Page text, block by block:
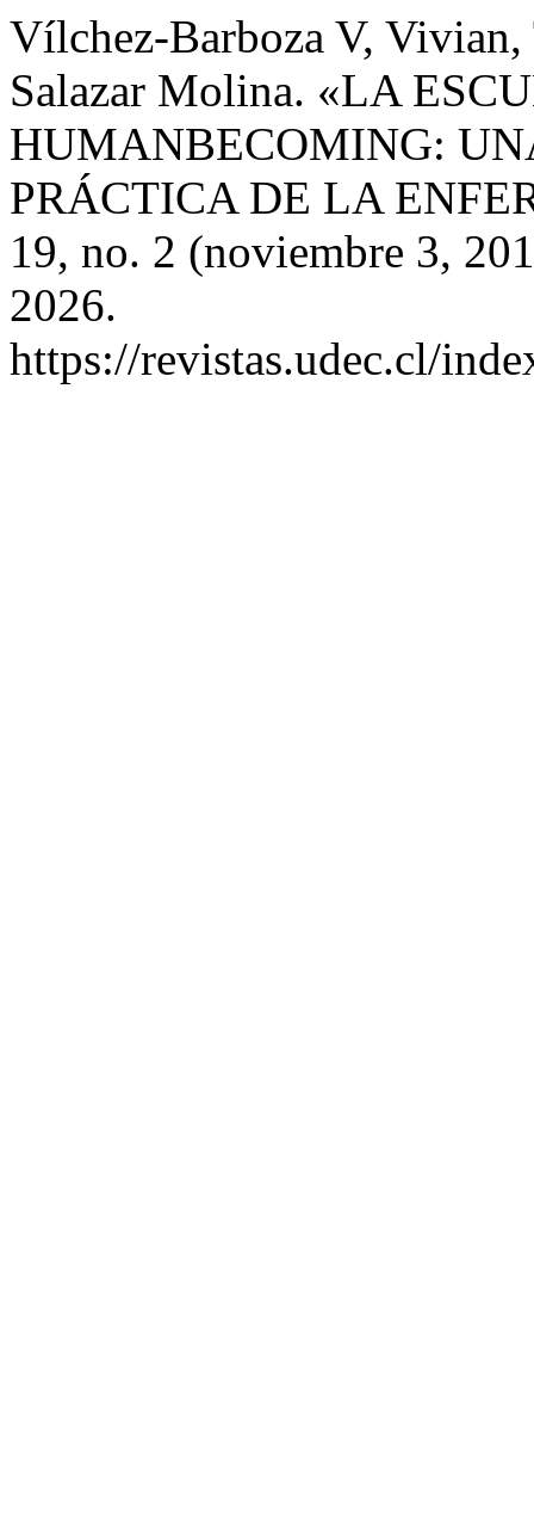
Vílchez-Barboza V,
Salazar Molina. «LA
HUMANBECOMING:
PRÁCTICA DE LA
19, no. 2 (noviembre 3,
2026.
https://revistas.udec.cl/